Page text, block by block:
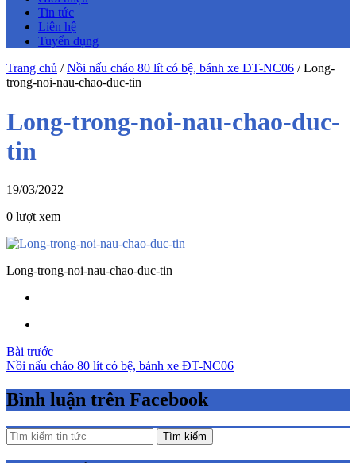
Tin tức
Liên hệ
Tuyển dụng
Trang chủ /Nồi nấu cháo 80 lít có bệ, bánh xe ĐT-NC06 /Long-
trong-noi-nau-chao-duc-tin
Long-trong-noi-nau-chao-duc-
tin
19/03/2022
0 lượt xem
Long-trong-noi-nau-chao-duc-tin
Điều
hướng
bài
Bài trước
Nồi nấu cháo 80 lít có bệ, bánh xe ĐT-NC06
Bình luận trên Facebook
Tìm kiếm